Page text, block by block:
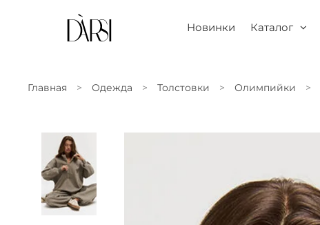
Новинки Каталог
Главная Одежда Толстовки Олимпийки